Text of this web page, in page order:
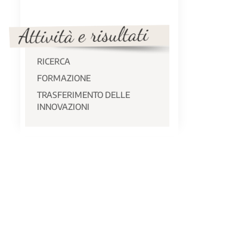
RICERCA
FORMAZIONE
TRASFERIMENTO DELLE
INNOVAZIONI